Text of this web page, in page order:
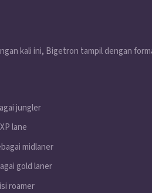
kali ini, Bigetron tampil dengan
jungler
lane
midlaner
gold laner
roamer